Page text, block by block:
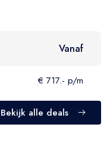
Vanaf
€ 717.- p/m
Bekijk alle deals